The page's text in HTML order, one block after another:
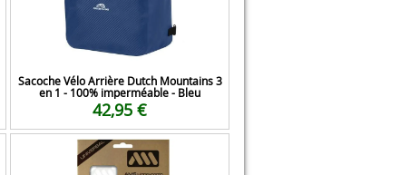
Sacoche Vélo Arrière Dutch Mountains 3
en 1 - 100% imperméable - Bleu
42,95 €